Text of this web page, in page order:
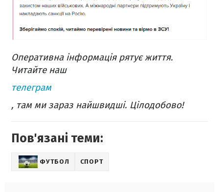
Оперативна інформація рятує життя.
Читайте наш
телеграм
, там ми зараз найшвидші. Цілодобово!
Пов'язані теми:
ФУТБОЛ СПОРТ